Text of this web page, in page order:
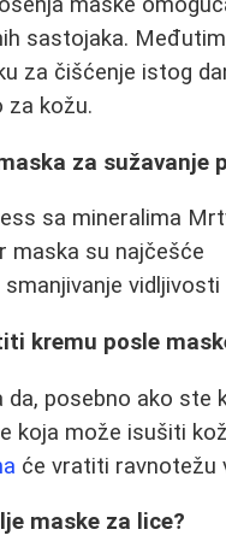
sastojaka.
za čišćenje istog
za kožu.
za sužavanje
sa mineralima
maska su najčešće
vidljivosti
kremu posle
da, posebno ako ste
koja može isušiti
će vratiti ravnotežu
maske za lice?